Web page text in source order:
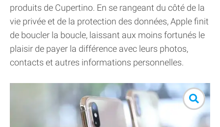
produits de Cupertino. En se rangeant du côté de la
vie privée et de la protection des données, Apple finit
de boucler la boucle, laissant aux moins fortunés le
plaisir de payer la différence avec leurs photos,
contacts et autres informations personnelles.